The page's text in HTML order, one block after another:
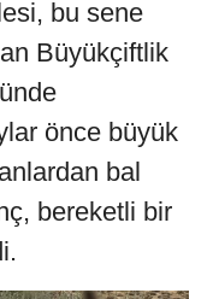
bu sene
Büyükçiftlik
önce büyük
bal
bereketli bir